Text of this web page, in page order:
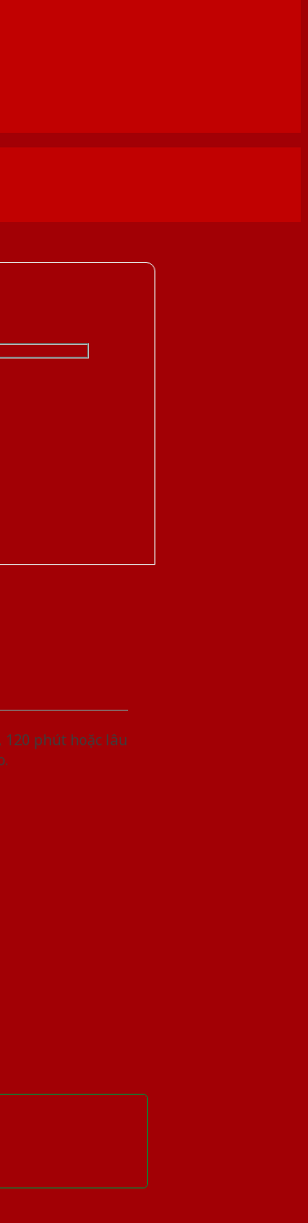
120 phút hoặc lâu